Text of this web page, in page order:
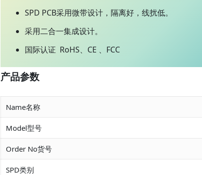
SPD PCB采用微带设计，隔离好，线扰低。
采用二合一集成设计。
国际认证 RoHS、CE 、FCC
产品参数
Name名称
Model型号
Order No货号
SPD类别